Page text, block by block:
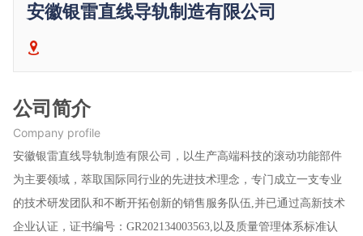
安徽银雷直线导轨制造有限公司
公司简介
Company profile
安徽银雷直线导轨制造有限公司，以生产高端科技的滚动功能部件
为主要领域，萃取国际同行业的先进技术理念，专门成立一支专业
的技术研发团队和不断开拓创新的销售服务队伍,并已通过高新技术
企业认证，证书编号：GR202134003563,以及质量管理体系标准认